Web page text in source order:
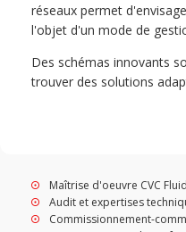
réseaux permet
l'objet d'un mode de
Des schémas innovants
trouver des solutions
Maîtrise d'oeuvre CVC
Audit et expertises
Commissionnement-